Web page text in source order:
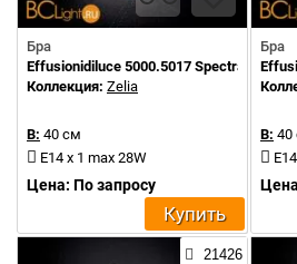
Бра
Effusionidiluce 5000.5017 Spectra
Коллекция: Zelia
В: 40 см
E14 x 1 max 28W
Цена: По запросу
Купить
Бра
В: 40
21426